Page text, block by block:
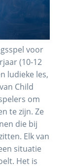
voor
(10-12
ludieke les,
Child
om
te zijn. Ze
die bij
Elk van
situatie
Het is